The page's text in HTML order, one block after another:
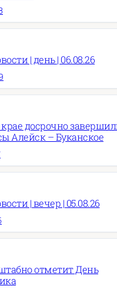
| день | 06.08.26
досрочно
Алейск – Буканское
| вечер | 05.08.26
отметит День